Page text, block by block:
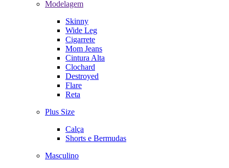
Modelagem
Skinny
Wide Leg
Cigarrete
Mom Jeans
Cintura Alta
Clochard
Destroyed
Flare
Reta
Plus Size
Calça
Shorts e Bermudas
Masculino